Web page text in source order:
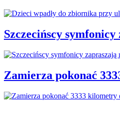
Szczecińscy
Zamierza pokonać